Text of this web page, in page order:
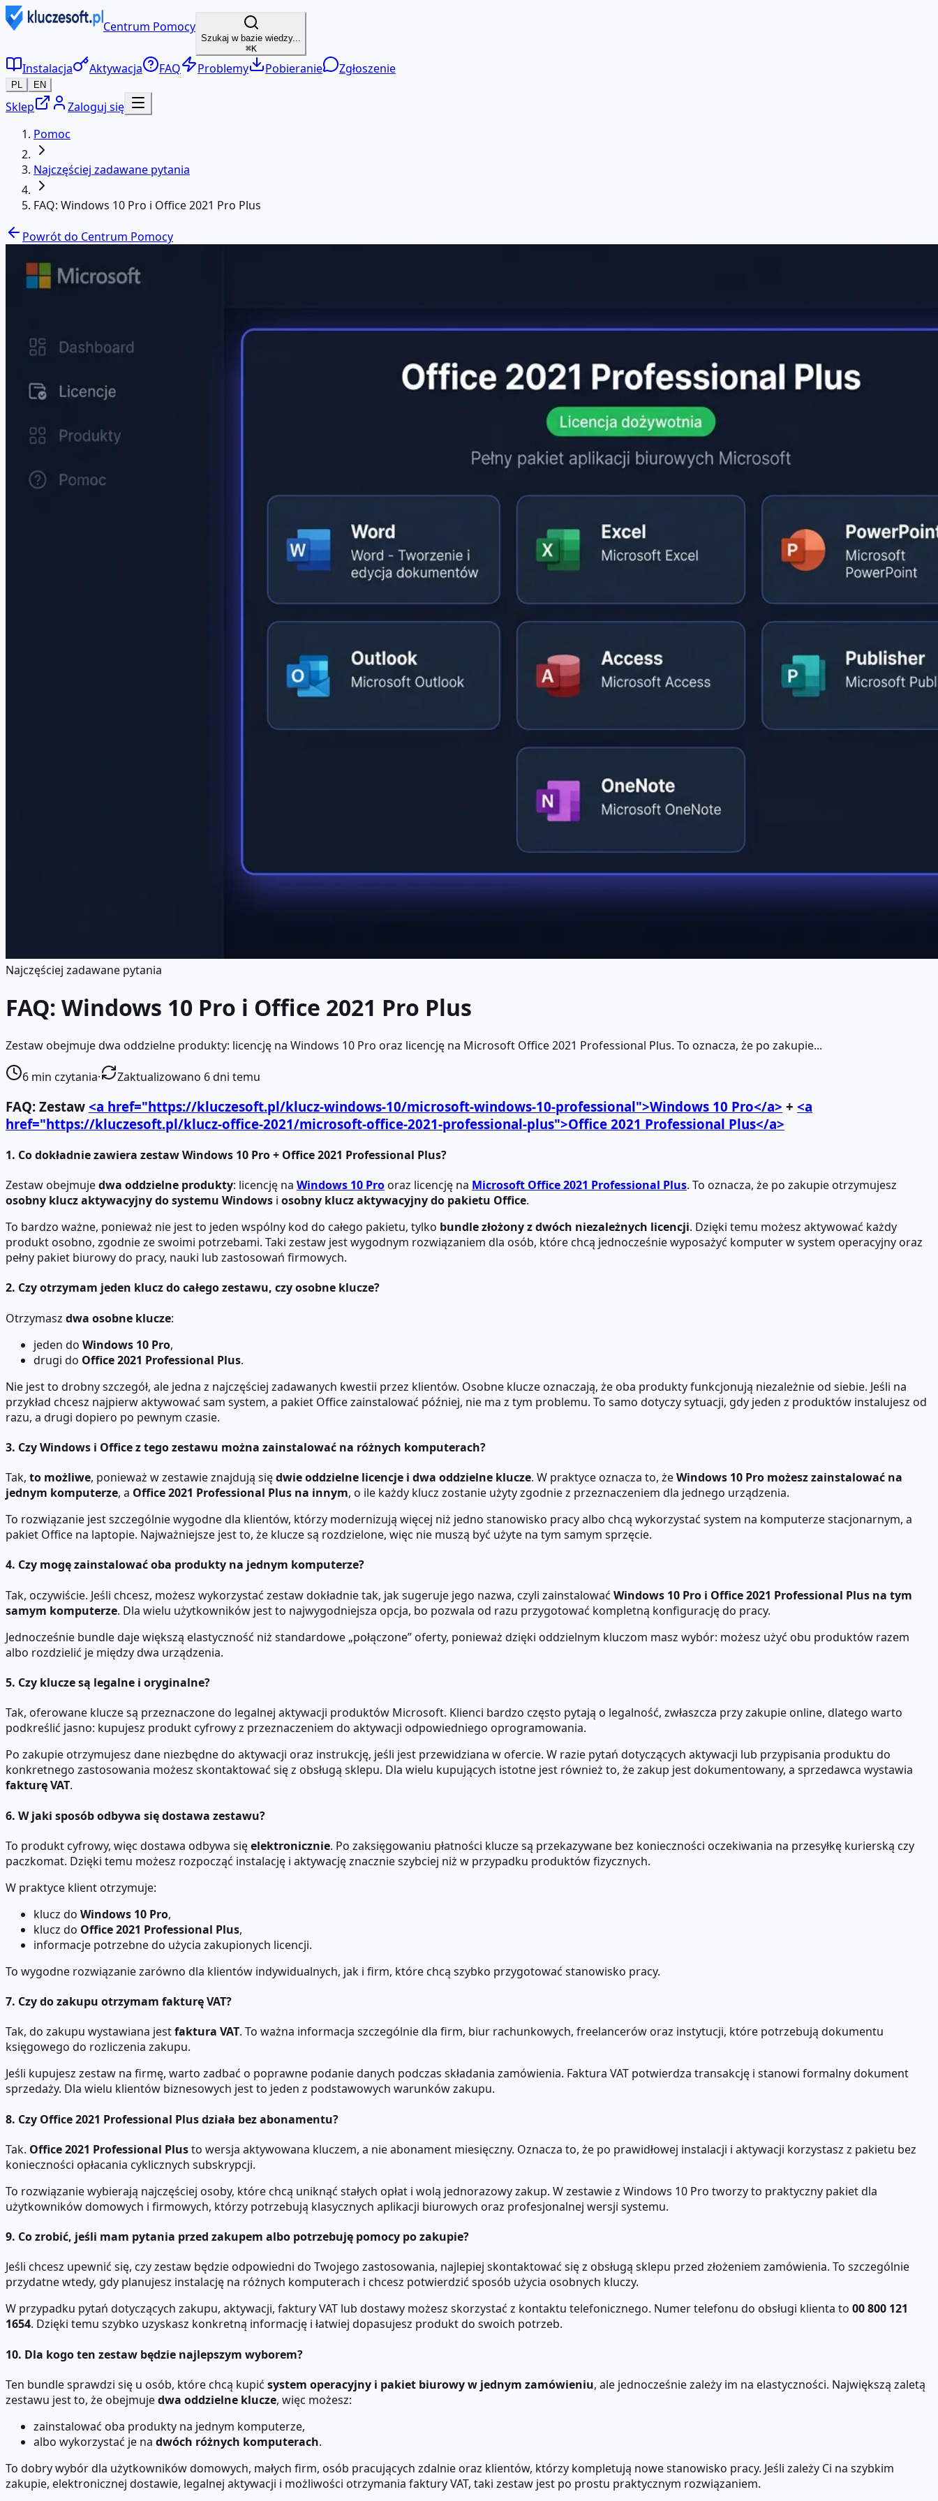
Centrum Pomocy
Szukaj w bazie wiedzy...
⌘K
Instalacja Aktywacja FAQ Problemy Pobieranie Zgłoszenie
PL EN
Sklep
Zaloguj się
Pomoc
Najczęściej zadawane pytania
FAQ: Windows 10 Pro i Office 2021 Pro Plus
Powrót do Centrum Pomocy
Najczęściej zadawane pytania
FAQ: Windows 10 Pro i Office 2021 Pro Plus
Zestaw obejmuje dwa oddzielne produkty: licencję na Windows 10 Pro oraz licencję na Microsoft Office 2021 Professional Plus. To oznacza, że po zakupie...
6 min czytania· Zaktualizowano 6 dni temu
FAQ: Zestaw <a href="https://kluczesoft.pl/klucz-windows-10/microsoft-windows-10-professional">Windows 10 Pro</a> + <a
href="https://kluczesoft.pl/klucz-office-2021/microsoft-office-2021-professional-plus">Office 2021 Professional Plus</a>
1. Co dokładnie zawiera zestaw Windows 10 Pro + Office 2021 Professional Plus?
Zestaw obejmujedwa oddzielne produkty: licencję na Windows 10 Prooraz licencję na Microsoft Office 2021 Professional Plus. To oznacza, że po zakupie otrzymujesz
osobny klucz aktywacyjny do systemu Windows i osobny klucz aktywacyjny do pakietu Office.
To bardzo ważne, ponieważ nie jest to jeden wspólny kod do całego pakietu, tylko bundle złożony z dwóch niezależnych licencji. Dzięki temu możesz aktywować każdy
produkt osobno, zgodnie ze swoimi potrzebami. Taki zestaw jest wygodnym rozwiązaniem dla osób, które chcą jednocześnie wyposażyć komputer w system operacyjny oraz
pełny pakiet biurowy do pracy, nauki lub zastosowań firmowych.
2. Czy otrzymam jeden klucz do całego zestawu, czy osobne klucze?
Otrzymasz dwa osobne klucze:
jeden do Windows 10 Pro,
drugi do Office 2021 Professional Plus.
Nie jest to drobny szczegół, ale jedna z najczęściej zadawanych kwestii przez klientów. Osobne klucze oznaczają, że oba produkty funkcjonują niezależnie od siebie. Jeśli na
przykład chcesz najpierw aktywować sam system, a pakiet Office zainstalować później, nie ma z tym problemu. To samo dotyczy sytuacji, gdy jeden z produktów instalujesz od
razu, a drugi dopiero po pewnym czasie.
3. Czy Windows i Office z tego zestawu można zainstalować na różnych komputerach?
Tak, to możliwe, ponieważ w zestawie znajdują siędwie oddzielne licencje i dwa oddzielne klucze. W praktyce oznacza to, żeWindows 10 Pro możesz zainstalować na
jednym komputerze, a Office 2021 Professional Plus na innym, o ile każdy klucz zostanie użyty zgodnie z przeznaczeniem dla jednego urządzenia.
To rozwiązanie jest szczególnie wygodne dla klientów, którzy modernizują więcej niż jedno stanowisko pracy albo chcą wykorzystać system na komputerze stacjonarnym, a
pakiet Office na laptopie. Najważniejsze jest to, że klucze są rozdzielone, więc nie muszą być użyte na tym samym sprzęcie.
4. Czy mogę zainstalować oba produkty na jednym komputerze?
Tak, oczywiście. Jeśli chcesz, możesz wykorzystać zestaw dokładnie tak, jak sugeruje jego nazwa, czyli zainstalować Windows 10 Pro i Office 2021 Professional Plus na tym
samym komputerze. Dla wielu użytkowników jest to najwygodniejsza opcja, bo pozwala od razu przygotować kompletną konfigurację do pracy.
Jednocześnie bundle daje większą elastyczność niż standardowe „połączone” oferty, ponieważ dzięki oddzielnym kluczom masz wybór: możesz użyć obu produktów razem
albo rozdzielić je między dwa urządzenia.
5. Czy klucze są legalne i oryginalne?
Tak, oferowane klucze są przeznaczone do legalnej aktywacji produktów Microsoft. Klienci bardzo często pytają o legalność, zwłaszcza przy zakupie online, dlatego warto
podkreślić jasno: kupujesz produkt cyfrowy z przeznaczeniem do aktywacji odpowiedniego oprogramowania.
Po zakupie otrzymujesz dane niezbędne do aktywacji oraz instrukcję, jeśli jest przewidziana w ofercie. W razie pytań dotyczących aktywacji lub przypisania produktu do
konkretnego zastosowania możesz skontaktować się z obsługą sklepu. Dla wielu kupujących istotne jest również to, że zakup jest dokumentowany, a sprzedawca wystawia
fakturę VAT.
6. W jaki sposób odbywa się dostawa zestawu?
To produkt cyfrowy, więc dostawa odbywa sięelektronicznie. Po zaksięgowaniu płatności klucze są przekazywane bez konieczności oczekiwania na przesyłkę kurierską czy
paczkomat. Dzięki temu możesz rozpocząć instalację i aktywację znacznie szybciej niż w przypadku produktów fizycznych.
W praktyce klient otrzymuje:
klucz do Windows 10 Pro,
klucz do Office 2021 Professional Plus,
informacje potrzebne do użycia zakupionych licencji.
To wygodne rozwiązanie zarówno dla klientów indywidualnych, jak i firm, które chcą szybko przygotować stanowisko pracy.
7. Czy do zakupu otrzymam fakturę VAT?
Tak, do zakupu wystawiana jestfaktura VAT. To ważna informacja szczególnie dla firm, biur rachunkowych, freelancerów oraz instytucji, które potrzebują dokumentu
księgowego do rozliczenia zakupu.
Jeśli kupujesz zestaw na firmę, warto zadbać o poprawne podanie danych podczas składania zamówienia. Faktura VAT potwierdza transakcję i stanowi formalny dokument
sprzedaży. Dla wielu klientów biznesowych jest to jeden z podstawowych warunków zakupu.
8. Czy Office 2021 Professional Plus działa bez abonamentu?
Tak. Office 2021 Professional Plusto wersja aktywowana kluczem, a nie abonament miesięczny. Oznacza to, że po prawidłowej instalacji i aktywacji korzystasz z pakietu bez
konieczności opłacania cyklicznych subskrypcji.
To rozwiązanie wybierają najczęściej osoby, które chcą uniknąć stałych opłat i wolą jednorazowy zakup. W zestawie z Windows 10 Pro tworzy to praktyczny pakiet dla
użytkowników domowych i firmowych, którzy potrzebują klasycznych aplikacji biurowych oraz profesjonalnej wersji systemu.
9. Co zrobić, jeśli mam pytania przed zakupem albo potrzebuję pomocy po zakupie?
Jeśli chcesz upewnić się, czy zestaw będzie odpowiedni do Twojego zastosowania, najlepiej skontaktować się z obsługą sklepu przed złożeniem zamówienia. To szczególnie
przydatne wtedy, gdy planujesz instalację na różnych komputerach i chcesz potwierdzić sposób użycia osobnych kluczy.
W przypadku pytań dotyczących zakupu, aktywacji, faktury VAT lub dostawy możesz skorzystać z kontaktu telefonicznego. Numer telefonu do obsługi klienta to 00 800 121
1654. Dzięki temu szybko uzyskasz konkretną informację i łatwiej dopasujesz produkt do swoich potrzeb.
10. Dla kogo ten zestaw będzie najlepszym wyborem?
Ten bundle sprawdzi się u osób, które chcą kupić system operacyjny i pakiet biurowy w jednym zamówieniu, ale jednocześnie zależy im na elastyczności. Największą zaletą
zestawu jest to, że obejmujedwa oddzielne klucze, więc możesz:
zainstalować oba produkty na jednym komputerze,
albo wykorzystać je na dwóch różnych komputerach.
To dobry wybór dla użytkowników domowych, małych firm, osób pracujących zdalnie oraz klientów, którzy kompletują nowe stanowisko pracy. Jeśli zależy Ci na szybkim
zakupie, elektronicznej dostawie, legalnej aktywacji i możliwości otrzymania faktury VAT, taki zestaw jest po prostu praktycznym rozwiązaniem.